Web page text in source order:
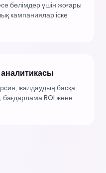
бөлімдер үшін жоғары
кампаниялар іске
жалдаудың басқа
ROI және